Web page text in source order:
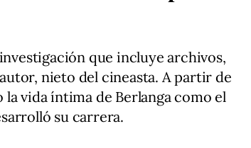
que incluye archivos,
nieto del cineasta. A partir de
vida íntima de Berlanga como el
su carrera.